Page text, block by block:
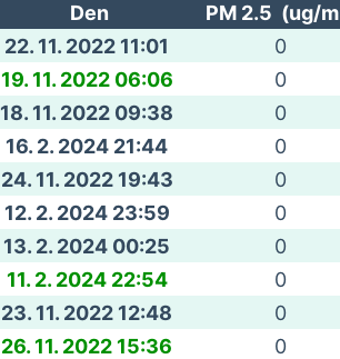
Den
PM 2.5 (ug/
22. 11. 2022 11:01
0
19. 11. 2022 06:06
0
18. 11. 2022 09:38
0
16. 2. 2024 21:44
0
24. 11. 2022 19:43
0
12. 2. 2024 23:59
0
13. 2. 2024 00:25
0
11. 2. 2024 22:54
0
23. 11. 2022 12:48
0
26. 11. 2022 15:36
0